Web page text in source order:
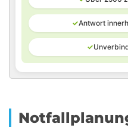
✓Antwort
✓